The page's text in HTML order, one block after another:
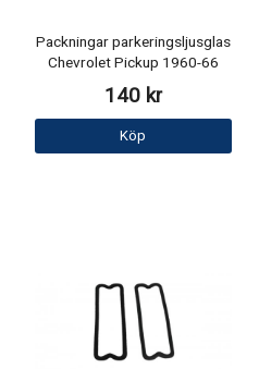
Packningar parkeringsljusglas
Chevrolet Pickup 1960-66
140 kr
Köp